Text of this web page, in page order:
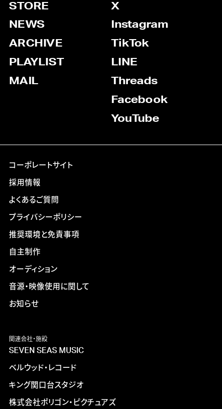
STORE
NEWS
ARCHIVE
PLAYLIST
MAIL
X
Instagram
TikTok
LINE
Threads
Facebook
YouTube
コーポレートサイト
採用情報
よくあるご質問
プライバシーポリシー
推奨環境と免責事項
自主制作
オーディション
音源・映像使用に関して
お知らせ
関連会社・施設
SEVEN SEAS MUSIC
ベルウッド・レコード
キング関口台スタジオ
株式会社ポリゴン・ピクチュアズ